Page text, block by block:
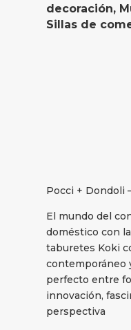
decoración,
Sillas de
Pocci + Dondoli
El mundo del
doméstico con
taburetes Koki
contemporáneo
perfecto entre
innovación,
perspectiva